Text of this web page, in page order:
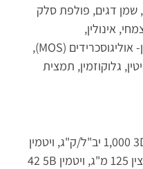
שמן דגים, פולפת סלק
אינולין,
אוליגוסכרידים (MOS
),
גלוקוזמין, תמצית
3 1,000 יב"ל/ק"ג, ויטמין
B
5 42